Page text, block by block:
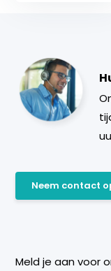
Neem contact
Meld je aan voor